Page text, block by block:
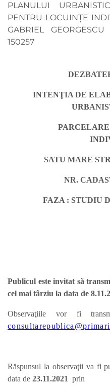
PLANULUI
PENTRU LOCUINȚE
GABRIEL
150257
INTENŢIA DE
SATU MARE
NR.
FAZA : STUDIU
Publicul este invitat să
cel mai târziu la data de
Observaţiile vor fi
Răspunsul la observaţii va fi
data de 23.11.2021 prin